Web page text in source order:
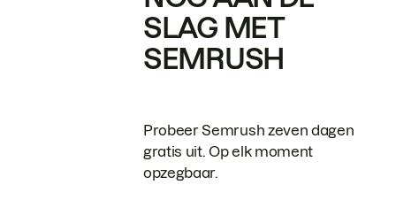
SLAG MET
SEMRUSH
Probeer Semrush zeven dagen
gratis uit. Op elk moment
opzegbaar.